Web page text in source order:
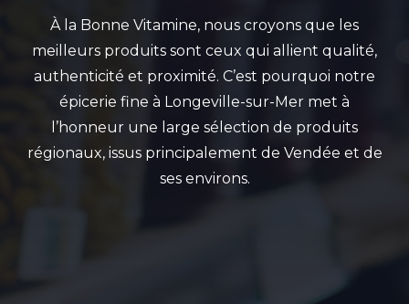
À la Bonne Vitamine, nous croyons que les
meilleurs produits sont ceux qui allient qualité,
authenticité et proximité. C’est pourquoi notre
épicerie fine à Longeville-sur-Mer met à
l’honneur une large sélection de produits
régionaux, issus principalement de Vendée et de
ses environs.